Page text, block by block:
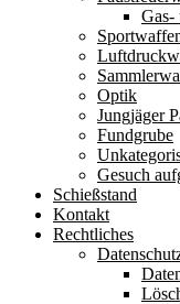
Gas-
Optik
Jungjäger
Fundgrube
Gesuch
Schießstand
Kontakt
Rechtliches